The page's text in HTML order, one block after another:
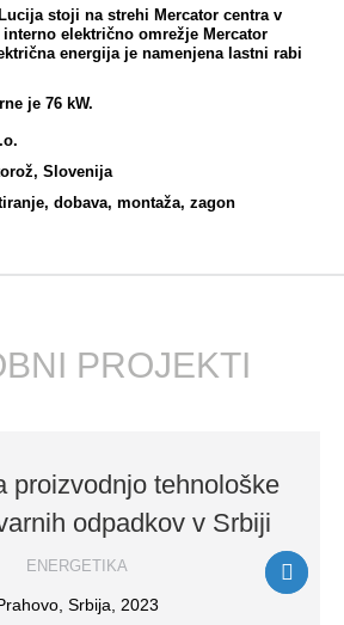
stoji na strehi Mercator centra v
električno omrežje Mercator
energija je namenjena lastni rabi
je 76 kW.
Slovenija
dobava, montaža, zagon
PROJEKTI
proizvodnjo tehnološke
odpadkov v Srbiji
ENERGETIKA
Srbija, 2023